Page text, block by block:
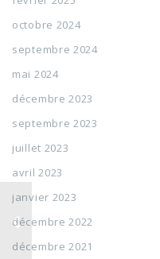
octobre 2024
septembre 2024
mai 2024
décembre 2023
septembre 2023
juillet 2023
avril 2023
janvier 2023
décembre 2022
décembre 2021